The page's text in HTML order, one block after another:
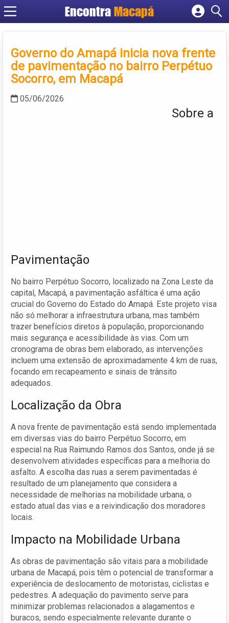
EncontraMacapá
Cadastrar empresa
Criar conta
Governo do Amapá inicia nova frente
de pavimentação no bairro Perpétuo
Socorro, em Macapá
05/06/2026
Sobre a
Pavimentação
No bairro Perpétuo Socorro, localizado na Zona Leste da
capital, Macapá, a pavimentação asfáltica é uma ação
crucial do Governo do Estado do Amapá. Este projeto visa
não só melhorar a infraestrutura urbana, mas também
trazer benefícios diretos à população, proporcionando
mais segurança e acessibilidade às vias. Com um
cronograma de obras bem elaborado, as intervenções
incluem uma extensão de aproximadamente 4 km de ruas,
focando em recapeamento e sinais de trânsito
adequados.
Localização da Obra
A nova frente de pavimentação está sendo implementada
em diversas vias do bairro Perpétuo Socorro, em
especial na Rua Raimundo Ramos dos Santos, onde já se
desenvolvem atividades específicas para a melhoria do
asfalto. A escolha das ruas a serem pavimentadas é
resultado de um planejamento que considera a
necessidade de melhorias na mobilidade urbana, o
estado atual das vias e a reivindicação dos moradores
locais.
Impacto na Mobilidade Urbana
As obras de pavimentação são vitais para a mobilidade
urbana de Macapá, pois têm o potencial de transformar a
experiência de deslocamento de motoristas, ciclistas e
pedestres. A adequação do pavimento serve para
minimizar problemas relacionados a alagamentos e
buracos, sendo especialmente relevante durante o